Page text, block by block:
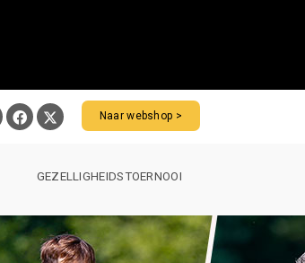
Naar webshop >
GEZELLIGHEIDSTOERNOOI